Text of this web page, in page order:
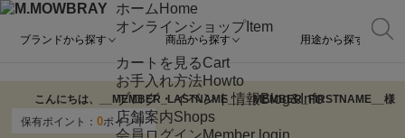
ホーム Home
オンラインショップItem
カートを見るCart
お手入れ方法Howto
ブログ・イベント情報Blog&Info
店舗案内Shops
会員ログインMember login
ブランドから探す 商品から探す 用途から探す
こんにちは、 __MEMBER_LASTNAME____MEMBER_FIRSTNAME__ 様
保有ポイント：0ポイント